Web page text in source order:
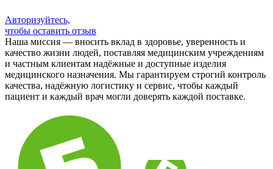
Авторизуйтесь,
чтобы оставить отзыв
Наша миссия — вносить вклад в здоровье, уверенность и
качество жизни людей, поставляя медицинским учреждениям
и частным клиентам надёжные и доступные изделия
медицинского назначения. Мы гарантируем строгий контроль
качества, надёжную логистику и сервис, чтобы каждый
пациент и каждый врач могли доверять каждой поставке.